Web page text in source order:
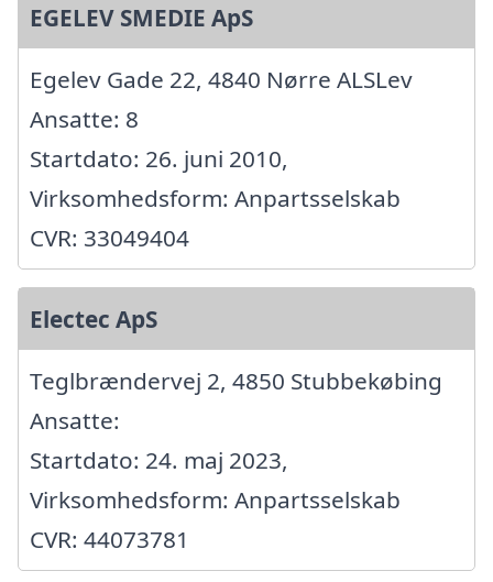
EGELEV SMEDIE ApS
Egelev Gade 22, 4840 Nørre ALSLev
Ansatte: 8
Startdato: 26. juni 2010,
Virksomhedsform: Anpartsselskab
CVR: 33049404
Electec ApS
Teglbrændervej 2, 4850 Stubbekøbing
Ansatte:
Startdato: 24. maj 2023,
Virksomhedsform: Anpartsselskab
CVR: 44073781